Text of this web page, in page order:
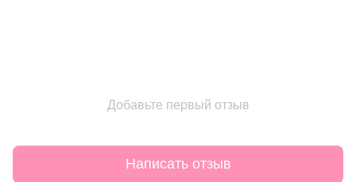
Добавьте первый отзыв
Написать отзыв